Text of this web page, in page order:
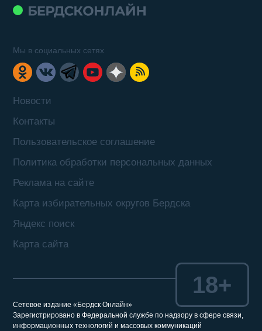
Новости
Контакты
Пользовательское соглашение
Политика обработки персональных данных
Реклама на сайте
Карта избирательных округов Бердска
Яндекс поиск
Карта сайта
Мы в социальных сетях
Сетевое издание «Бердск Онлайн»
Зарегистрировано в Федеральной службе по надзору в сфере связи,
информационных технологий и массовых коммуникаций
18+